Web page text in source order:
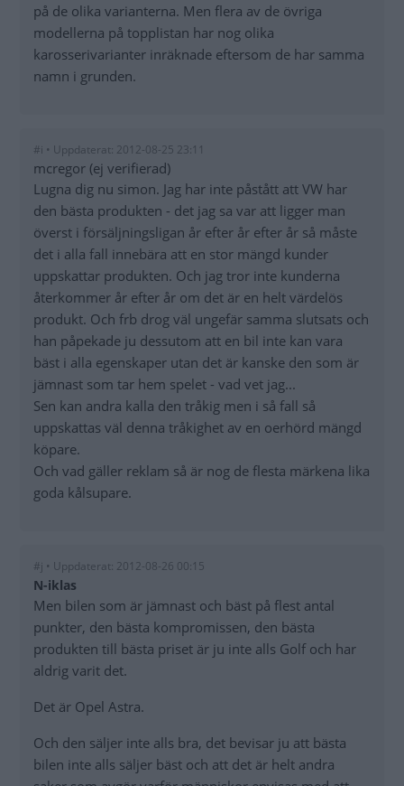
på de olika varianterna. Men flera av de övriga
modellerna på topplistan har nog olika
karosserivarianter inräknade eftersom de har samma
namn i grunden.
#i • Uppdaterat: 2012-08-25 23:11
mcregor (ej verifierad)
Lugna dig nu simon. Jag har inte påstått att VW har
den bästa produkten - det jag sa var att ligger man
överst i försäljningsligan år efter år efter år så måste
det i alla fall innebära att en stor mängd kunder
uppskattar produkten. Och jag tror inte kunderna
återkommer år efter år om det är en helt värdelös
produkt. Och frb drog väl ungefär samma slutsats och
han påpekade ju dessutom att en bil inte kan vara
bäst i alla egenskaper utan det är kanske den som är
jämnast som tar hem spelet - vad vet jag...
Sen kan andra kalla den tråkig men i så fall så
uppskattas väl denna tråkighet av en oerhörd mängd
köpare.
Och vad gäller reklam så är nog de flesta märkena lika
goda kålsupare.
#j • Uppdaterat: 2012-08-26 00:15
N-iklas
Men bilen som är jämnast och bäst på flest antal
punkter, den bästa kompromissen, den bästa
produkten till bästa priset är ju inte alls Golf och har
aldrig varit det.
Det är Opel Astra.
Och den säljer inte alls bra, det bevisar ju att bästa
bilen inte alls säljer bäst och att det är helt andra